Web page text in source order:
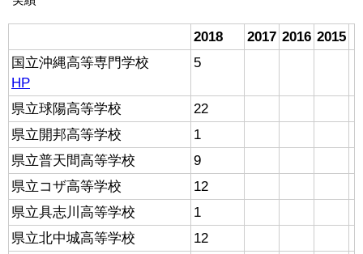
2018 2017 2016 2015
国立沖縄高等専門学校
HP
5
県立球陽高等学校
22
県立開邦高等学校
1
県立普天間高等学校
9
県立コザ高等学校
12
県立具志川高等学校
1
県立北中城高等学校
12